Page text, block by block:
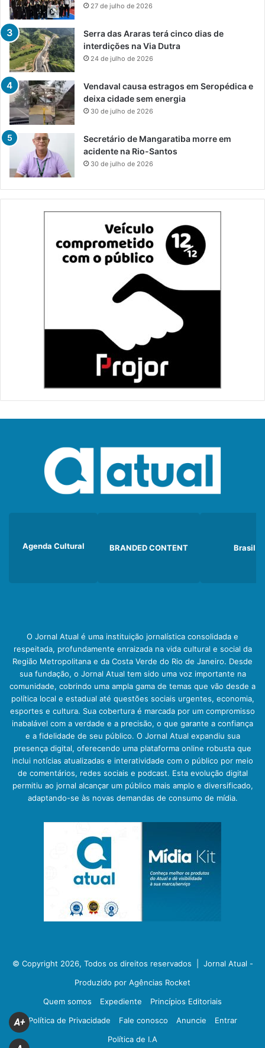
27 de julho de 2026
Serra das Araras terá cinco dias de
interdições na Via Dutra
24 de julho de 2026
Vendaval causa estragos em Seropédica e
deixa cidade sem energia
30 de julho de 2026
Secretário de Mangaratiba morre em
acidente na Rio-Santos
30 de julho de 2026
Agenda Cultural BRANDED CONTENT Brasil
O Jornal Atual é uma instituição jornalística consolidada e
respeitada, profundamente enraizada na vida cultural e social da
Região Metropolitana e da Costa Verde do Rio de Janeiro. Desde
sua fundação, o Jornal Atual tem sido uma voz importante na
comunidade, cobrindo uma ampla gama de temas que vão desde a
política local e estadual até questões sociais urgentes, economia,
esportes e cultura. Sua cobertura é marcada por um compromisso
inabalável com a verdade e a precisão, o que garante a confiança
e a fidelidade de seu público. O Jornal Atual expandiu sua
presença digital, oferecendo uma plataforma online robusta que
inclui notícias atualizadas e interatividade com o público por meio
de comentários, redes sociais e podcast. Esta evolução digital
permitiu ao jornal alcançar um público mais amplo e diversificado,
adaptando-se às novas demandas de consumo de mídia.
© Copyright 2026, Todos os direitos reservados | Jornal Atual -
Produzido por Agências Rocket
Quem somos
Expediente
Princípios Editoriais
Política de Privacidade
Fale conosco Anuncie
Entrar
Política de I.A
A+